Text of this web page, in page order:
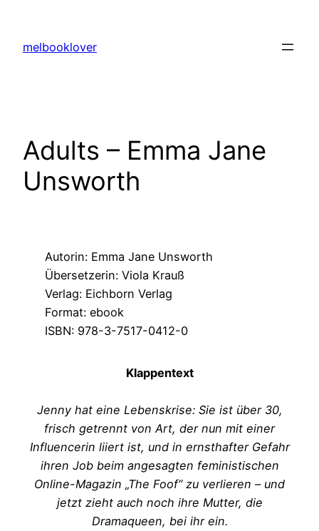
springen
melbooklover
Adults – Emma Jane
Unsworth
Autorin: Emma Jane Unsworth
Übersetzerin: Viola Krauß
Verlag: Eichborn Verlag
Format: ebook
ISBN: 978-3-7517-0412-0
Klappentext
Jenny hat eine Lebenskrise: Sie ist über 30,
frisch getrennt von Art, der nun mit einer
Influencerin liiert ist, und in ernsthafter Gefahr
ihren Job beim angesagten feministischen
Online-Magazin „The Foof“ zu verlieren – und
jetzt zieht auch noch ihre Mutter, die
Dramaqueen, bei ihr ein.